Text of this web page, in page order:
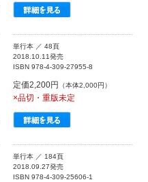
単行本 ／ 48頁
2018.10.11発売
ISBN 978-4-309-27955-8
定価2,200円 （本体2,000円）
×品切・重版未定
単行本 ／ 184頁
2018.09.27発売
ISBN 978-4-309-25606-1